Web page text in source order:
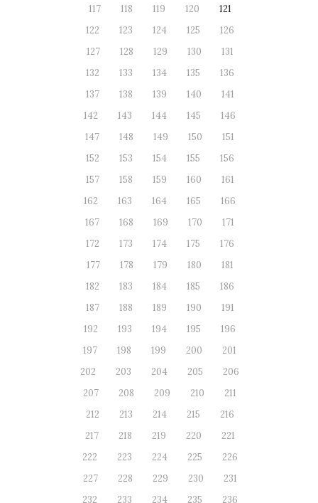
117
118 119 120
121
122
123 124 125
126
127
128 129 130
131
132
133 134 135
136
137
138 139 140
141
142
143 144 145
146
147
148 149 150
151
152
153 154 155
156
157
158 159 160
161
162
163 164 165
166
167
168 169 170
171
172
173 174 175
176
177
178 179 180
181
182
183 184 185
186
187
188 189 190
191
192
193 194 195
196
197
198 199 200
201
202
203 204 205
206
207
208 209 210
211
212
213 214 215
216
217
218 219 220
221
222
223 224 225
226
227
228 229 230
231
232
233 234 235
236